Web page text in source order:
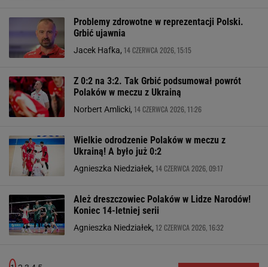
Problemy zdrowotne w reprezentacji Polski.
Grbić ujawnia
Jacek Hafka, 14 CZERWCA 2026, 15:15
Z 0:2 na 3:2. Tak Grbić podsumował powrót
Polaków w meczu z Ukrainą
Norbert Amlicki, 14 CZERWCA 2026, 11:26
Wielkie odrodzenie Polaków w meczu z
Ukrainą! A było już 0:2
Agnieszka Niedziałek, 14 CZERWCA 2026, 09:17
Ależ dreszczowiec Polaków w Lidze Narodów!
Koniec 14-letniej serii
Agnieszka Niedziałek, 12 CZERWCA 2026, 16:32